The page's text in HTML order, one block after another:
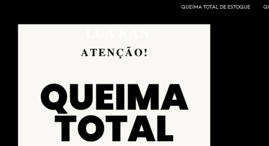
QUEIMA TOTAL DE ESTOQUE